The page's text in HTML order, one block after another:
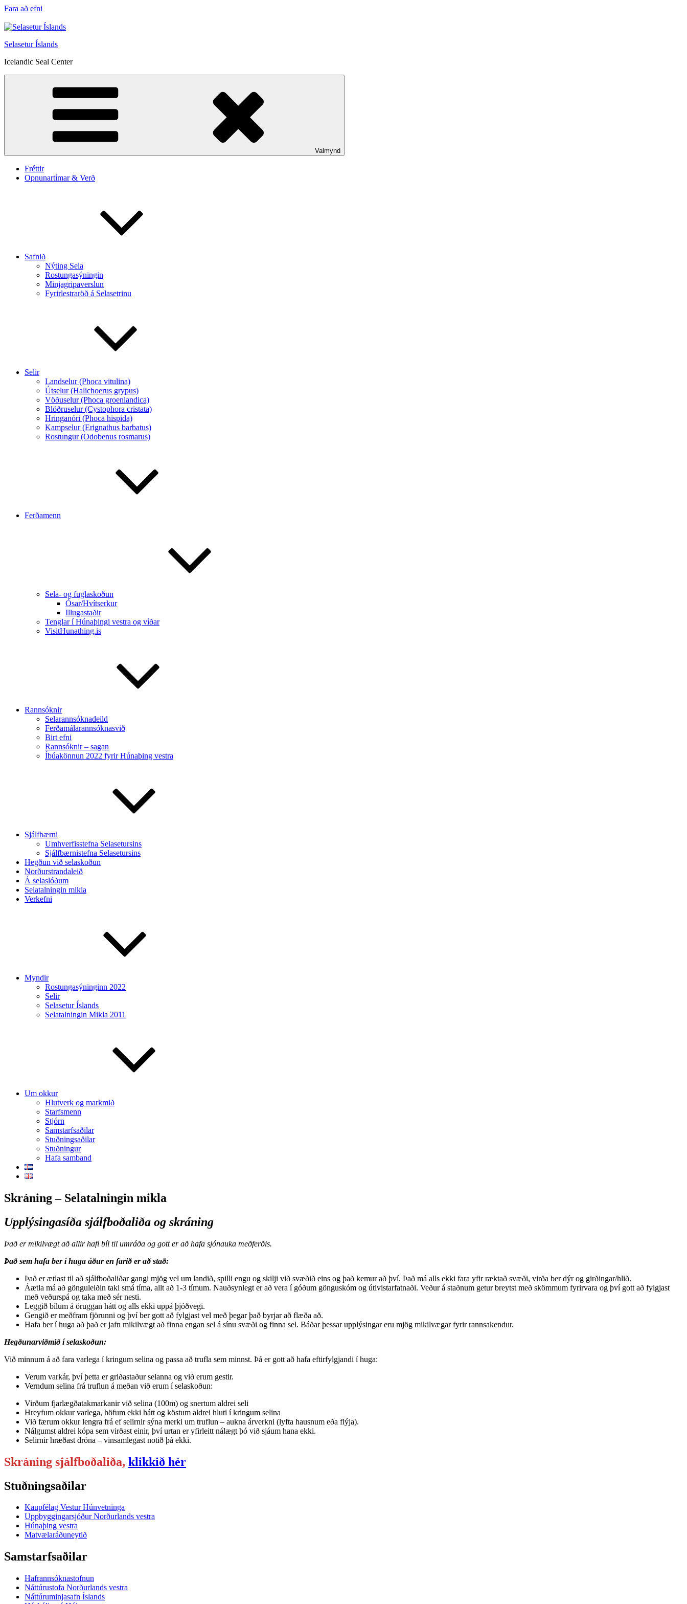
Fara að efni
Selasetur Íslands
Icelandic Seal Center
Valmynd
Fréttir
Opnunartímar & Verð
Safnið
Nýting Sela
Rostungasýningin
Minjagripaverslun
Fyrirlestraröð á Selasetrinu
Selir
Landselur (Phoca vitulina)
Útselur (Halichoerus grypus)
Vöðuselur (Phoca groenlandica)
Blöðruselur (Cystophora cristata)
Hringanóri (Phoca hispida)
Kampselur (Erignathus barbatus)
Rostungur (Odobenus rosmarus)
Ferðamenn
Sela- og fuglaskoðun
Ósar/Hvítserkur
Illugastaðir
Tenglar í Húnaþingi vestra og víðar
VisitHunathing.is
Rannsóknir
Selarannsóknadeild
Ferðamálarannsóknasvið
Birt efni
Rannsóknir – sagan
Íbúakönnun 2022 fyrir Húnaþing vestra
Sjálfbærni
Umhverfisstefna Selasetursins
Sjálfbærnistefna Selasetursins
Hegðun við selaskoðun
Norðurstrandaleið
Á selaslóðum
Selatalningin mikla
Verkefni
Myndir
Rostungasýninginn 2022
Selir
Selasetur Íslands
Selatalningin Mikla 2011
Um okkur
Hlutverk og markmið
Starfsmenn
Stjórn
Samstarfsaðilar
Stuðningsaðilar
Stuðningur
Hafa samband
Skráning – Selatalningin mikla
Upplýsingasíða sjálfboðaliða og skráning
Það er mikilvægt að allir hafi bíl til umráða og gott er að hafa sjónauka meðferðis.
Það sem hafa ber í huga áður en farið er að stað:
Það er ætlast til að sjálfboðaliðar gangi mjög vel um landið, spilli engu og skilji við svæðið eins og það kemur að því. Það má alls ekki fara yfir ræktað svæði, virða ber dýr og girðingar/hlið.
Áætla má að gönguleiðin taki smá tíma, allt að 1-3 tímum. Nauðsynlegt er að vera í góðum gönguskóm og útivistarfatnaði. Veður á staðnum getur breytst með skömmum fyrirvara og því gott að fylgjast
með veðurspá og taka með sér nesti.
Leggið bílum á öruggan hátt og alls ekki uppá þjóðvegi.
Gengið er meðfram fjörunni og því ber gott að fylgjast vel með þegar það byrjar að flæða að.
Hafa ber í huga að það er jafn mikilvægt að finna engan sel á sínu svæði og finna sel. Báðar þessar upplýsingar eru mjög mikilvægar fyrir rannsakendur.
Hegðunarviðmið í selaskoðun:
Við minnum á að fara varlega í kringum selina og passa að trufla sem minnst. Þá er gott að hafa eftirfylgjandi í huga:
Verum varkár, því þetta er griðastaður selanna og við erum gestir.
Verndum selina frá truflun á meðan við erum í selaskoðun:
Virðum fjarlægðatakmarkanir við selina (100m) og snertum aldrei seli
Hreyfum okkur varlega, höfum ekki hátt og köstum aldrei hluti í kringum selina
Við færum okkur lengra frá ef selirnir sýna merki um truflun – aukna árverkni (lyfta hausnum eða flýja).
Nálgumst aldrei kópa sem virðast einir, því urtan er yfirleitt nálægt þó við sjáum hana ekki.
Selirnir hræðast dróna – vinsamlegast notið þá ekki.
Skráning sjálfboðaliða, klikkið hér
Stuðningsaðilar
Kaupfélag Vestur Húnvetninga
Uppbyggingarsjóður Norðurlands vestra
Húnaþing vestra
Matvælaráðuneytið
Samstarfsaðilar
Hafrannsóknastofnun
Náttúrustofa Norðurlands vestra
Náttúruminjasafn Íslands